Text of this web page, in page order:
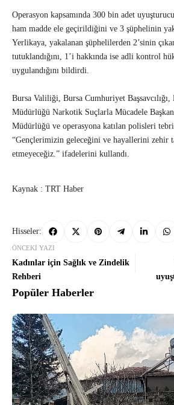
Operasyon kapsamında 300 bin adet
ham madde ele geçirildiğini ve 3 şüphelinin
Yerlikaya, yakalanan şüphelilerden 2’sinin
tutuklandığını, 1’i hakkında ise adli kontrol
uygulandığını bildirdi.
Bursa Valiliği, Bursa Cumhuriyet Başsavcılığı,
Müdürlüğü Narkotik Suçlarla Mücadele
Müdürlüğü ve operasyona katılan polisleri
“Gençlerimizin geleceğini ve hayallerini zehir
etmeyeceğiz.” ifadelerini kullandı.
Kaynak : TRT Haber
Hisseler:
ÖNCEKI YAZI
Kadınlar için Sağlık ve Zindelik
Rehberi
Popüler Haberler